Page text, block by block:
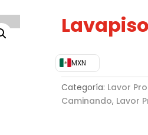
MXN
Categoría: Lavor Pro
Caminando, Lavor